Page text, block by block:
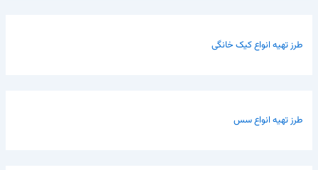
طرز تهیه انواع کیک خانگی
طرز تهیه انواع سس